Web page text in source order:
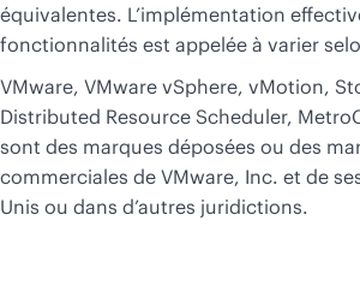
équivalentes. L’implémentation
fonctionnalités est appelée à varier
VMware, VMware vSphere, vMotion,
Distributed Resource Scheduler,
sont des marques déposées ou des
commerciales de VMware, Inc. et de
Unis ou dans d’autres juridictions.